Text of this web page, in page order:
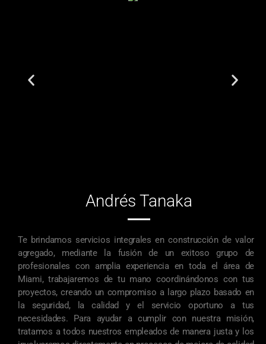
Andrés Tanaka
Te brindamos servicios integrales en construcción de valor
agregado, mediante la fusión de un exitoso grupo de
profesionales con amplia experiencia en toda el área de
Miami, trabajaremos de tu mano coordinándonos con tus
proyectos, creando un compromiso a largo plazo basado en
la seguridad, la calidad y el servicio oportuno a tus
necesidades. Para ayudar a cumplir con nuestra misión,
tratamos a todos nuestros empleados de manera justa y los